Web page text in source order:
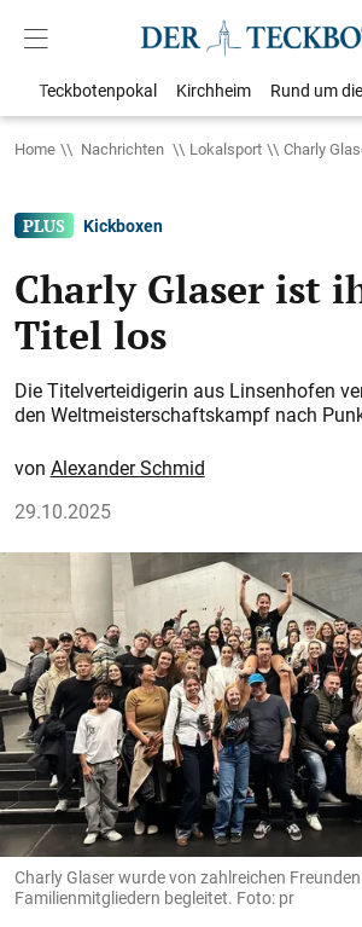
Teckbotenpokal Kirchheim Rund um
Home Nachrichten Lokalsport Charly
Kickboxen
Charly Glaser ist
Titel los
Die Titelverteidigerin aus Linsenhofen
den Weltmeisterschaftskampf nach
Alexander Schmid
29.10.2025
Charly Glaser wurde von zahlreichen
Familienmitgliedern begleitet. Foto: pr